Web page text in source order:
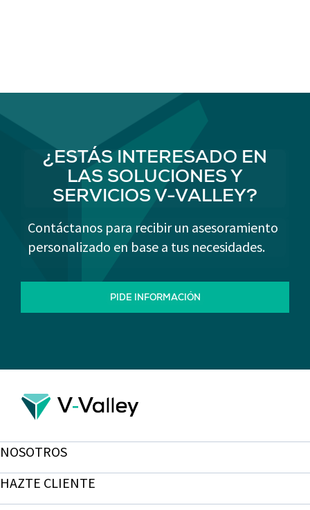
¿ESTÁS INTERESADO EN
LAS SOLUCIONES Y
SERVICIOS V-VALLEY?
Contáctanos para recibir un asesoramiento
personalizado en base a tus necesidades.
PIDE INFORMACIÓN
NOSOTROS
HAZTE CLIENTE